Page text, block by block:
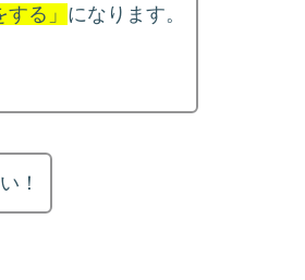
る」 になります。
！